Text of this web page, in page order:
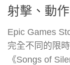
射擊、動
Epic Games
完全不同的限
《Songs of